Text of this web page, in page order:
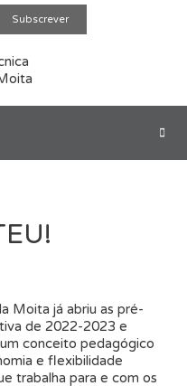
Pesquisar
Moita já abriu as pré-
de 2022-2023 e
conceito pedagógico
e flexibilidade
trabalha para e com os